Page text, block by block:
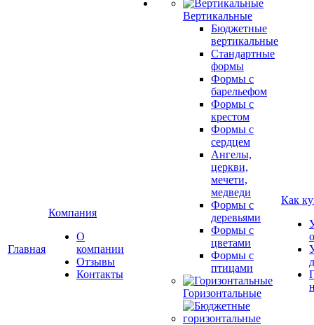
Главная
Компания
О
компании
Отзывы
Контакты
Вертикальные
Бюджетные
вертикальные
Стандартные
формы
Формы с
барельефом
Формы с
крестом
Формы с
сердцем
Ангелы,
церкви,
мечети,
медведи
Формы с
деревьями
Формы с
цветами
Формы с
птицами
Горизонтальные
Как